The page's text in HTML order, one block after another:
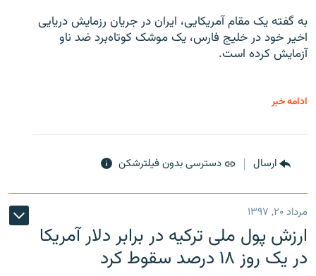
به گفته یک مقام آمریکایی، ایران در جریان رزمایش دریایی
اخیر خود در خلیج فارس، یک موشک کوتاه‌برد ضد ناو
آزمایش کرده است.
ادامه خبر
ارسال دسترسی بدون فیلترشکن
مرداد ۲۰, ۱۳۹۷
ارزش پول ملی ترکیه در برابر دلار آمریکا
در یک روز ۱۸ درصد سقوط کرد